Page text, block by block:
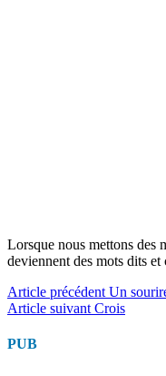
Lorsque nous mettons des
deviennent des mots dits et
Lire
la
suite
Article précédent Un
Article suivant Crois
PUB